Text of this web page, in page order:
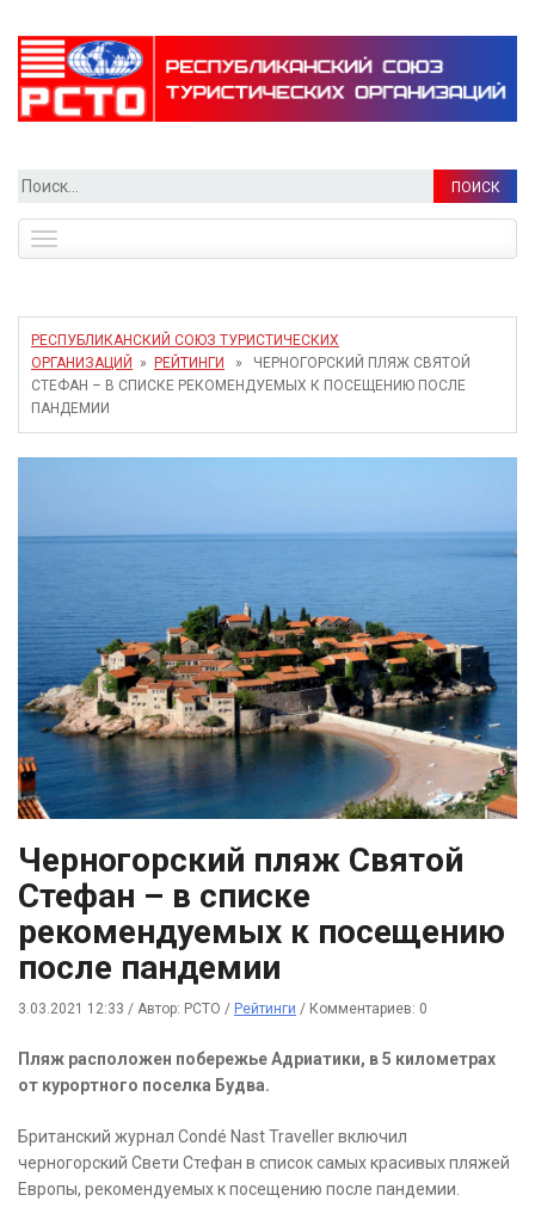
Найти:
navigation
РЕСПУБЛИКАНСКИЙ СОЮЗ ТУРИСТИЧЕСКИХ
ОРГАНИЗАЦИЙ
» РЕЙТИНГИ
» ЧЕРНОГОРСКИЙ ПЛЯЖ СВЯТОЙ
СТЕФАН – В СПИСКЕ РЕКОМЕНДУЕМЫХ К ПОСЕЩЕНИЮ ПОСЛЕ
ПАНДЕМИИ
Черногорский пляж Святой
Стефан – в списке
рекомендуемых к посещению
после пандемии
3.03.2021 12:33 / Автор: РСТО / Рейтинги / Комментариев: 0
Пляж расположен побережье Адриатики, в 5 километрах
от курортного поселка Будва.
Британский журнал Condé Nast Traveller включил
черногорский Свети Стефан в список самых красивых пляжей
Европы, рекомендуемых к посещению после пандемии.